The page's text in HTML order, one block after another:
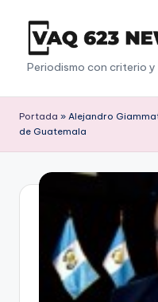
Saltar
contenido
V
a
q
6
Periodismo con criterio
Portada » Alejandro
de Guatemala